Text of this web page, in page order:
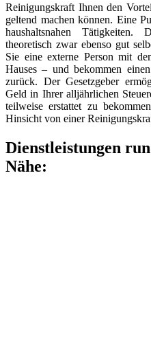
Reinigungskraft Ihnen den
geltend machen können. Eine
haushaltsnahen
theoretisch zwar ebenso gut
Sie eine externe Person mit
Hauses – und bekommen
zurück. Der Gesetzgeber
Geld in Ihrer alljährlichen
teilweise erstattet zu
Hinsicht von einer
Dienstleistungen
Nähe: